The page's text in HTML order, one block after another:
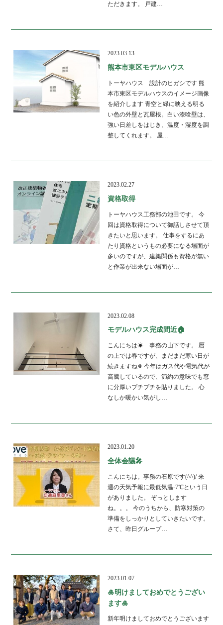
ただきます。 戸建…
2023.03.13
熊本市東区モデルハウス
トーヤハウス 設計のヒガシです 熊
本市東区モデルハウスのイメージ画像
を紹介します 青空と緑に映える明る
い色の外壁と瓦屋根。白い漆喰壁は、
強い日差しをはじき、温度・湿度を調
整してくれます。 屋…
2023.02.27
資格取得
トーヤハウス工務部の池田です。 今
回は資格取得について御話しさせて頂
きたいと思います。 仕事をするにあ
たり資格というもの必要になる場面が
多いのですが、建築関係も資格が無い
と作業が出来ない場面が…
2023.02.08
モデルハウス完成間近🏠
こんにちは☀ 事務の山下です。 暦
の上では春ですが、まだまだ寒い日が
続きますね❅ 今年はガス代や電気代が
高騰しているので、節約の意味でも窓
に分厚いプチプチを貼りました。 心
なしか暖かい気がし…
2023.01.20
全体会議🎤
こんにちは。事務の石原です(^^)/ 来
週の天気予報に最低気温-7℃という日
がありました。 ぞっとします
ね。。。 今のうちから、防寒対策の
準備をしっかりとしていきたいです。
さて、昨日グループ…
2023.01.07
🎍明けましておめでとうござい
ます🎍
新年明けましておめでとうございます